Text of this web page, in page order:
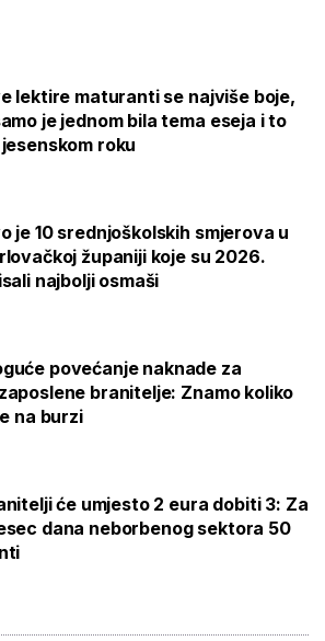
lektire maturanti se najviše boje,
je jednom bila tema eseja i to
roku
je 10 srednjoškolskih smjerova u
županiji koje su 2026.
najbolji osmaši
povećanje naknade za
branitelje: Znamo koliko
na burzi
će umjesto 2 eura dobiti 3: Za
dana neborbenog sektora 50